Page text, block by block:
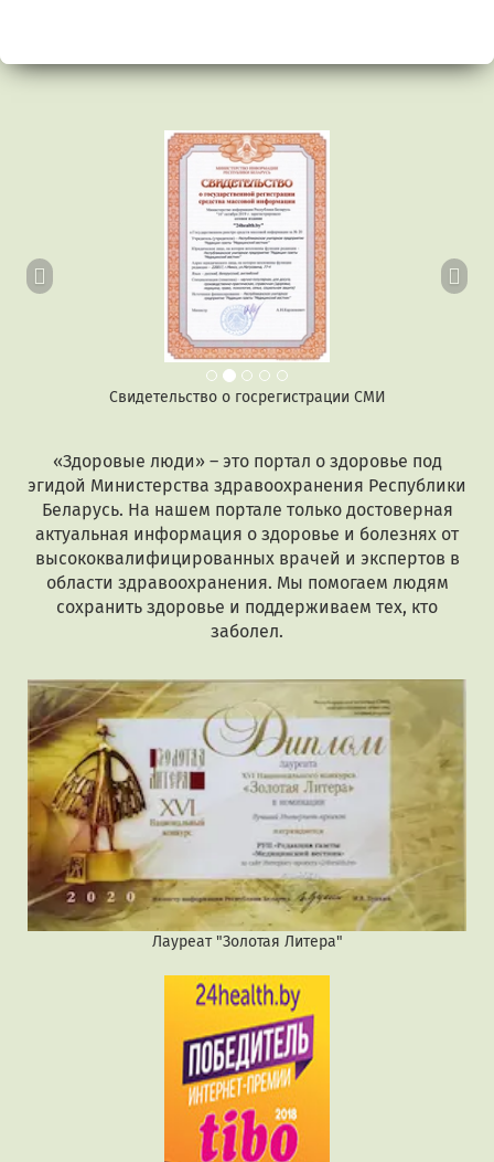
Свидетельство о госрегистрации СМИ
Предыдущий
«Здоровые люди» – это портал о здоровье под
эгидой Министерства здравоохранения Республики
Беларусь. На нашем портале только достоверная
актуальная информация о здоровье и болезнях от
высококвалифицированных врачей и экспертов в
области здравоохранения. Мы помогаем людям
сохранить здоровье и поддерживаем тех, кто
заболел.
Лауреат "Золотая Литера"